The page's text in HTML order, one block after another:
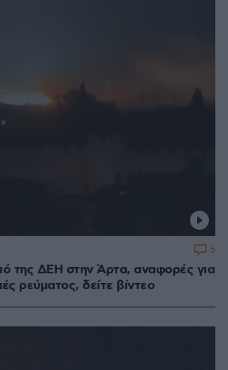
της ΔΕΗ στην Άρτα, αναφορές για
ρεύματος, δείτε βίντεο
5